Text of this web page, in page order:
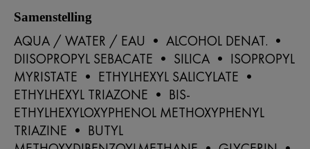
Samenstelling
AQUA / WATER / EAU • ALCOHOL DENAT. •
DIISOPROPYL SEBACATE • SILICA • ISOPROPYL
MYRISTATE • ETHYLHEXYL SALICYLATE •
ETHYLHEXYL TRIAZONE • BIS-
ETHYLHEXYLOXYPHENOL METHOXYPHENYL
TRIAZINE • BUTYL